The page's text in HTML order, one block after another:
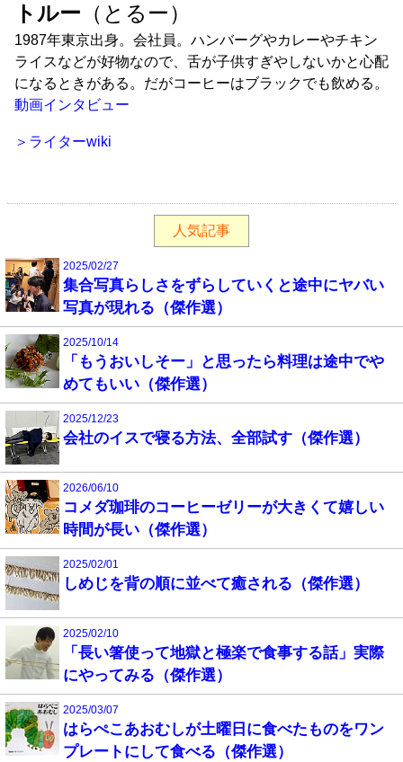
トルー （とるー）
1987年東京出身。会社員。ハンバーグやカレーやチキン
ライスなどが好物なので、舌が子供すぎやしないかと心配
になるときがある。だがコーヒーはブラックでも飲める。
動画インタビュー
＞ライターwiki
人気記事
2025/02/27
集合写真らしさをずらしていくと途中にヤバい
写真が現れる（傑作選）
2025/10/14
「もうおいしそー」と思ったら料理は途中でや
めてもいい（傑作選）
2025/12/23
会社のイスで寝る方法、全部試す（傑作選）
2026/06/10
コメダ珈琲のコーヒーゼリーが大きくて嬉しい
時間が長い（傑作選）
2025/02/01
しめじを背の順に並べて癒される（傑作選）
2025/02/10
「長い箸使って地獄と極楽で食事する話」実際
にやってみる（傑作選）
2025/03/07
はらぺこあおむしが土曜日に食べたものをワン
プレートにして食べる（傑作選）